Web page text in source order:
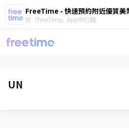
FreeTime - 快速預約附近優質美
在「FreeTime」App中打開
UN